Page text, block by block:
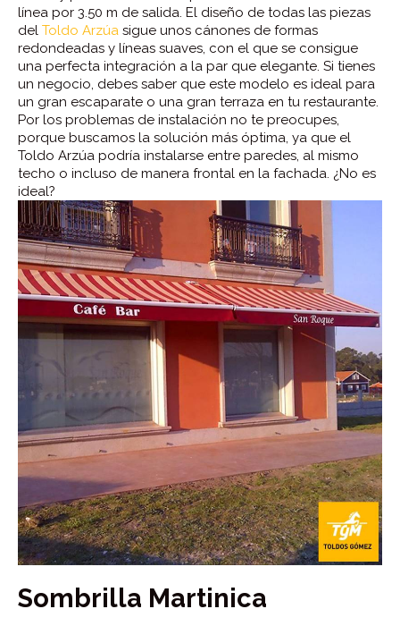
línea por 3.50 m de salida. El diseño de todas las piezas
del Toldo Arzúa sigue unos cánones de formas
redondeadas y líneas suaves, con el que se consigue
una perfecta integración a la par que elegante. Si tienes
un negocio, debes saber que este modelo es ideal para
un gran escaparate o una gran terraza en tu restaurante.
Por los problemas de instalación no te preocupes,
porque buscamos la solución más óptima, ya que el
Toldo Arzúa podría instalarse entre paredes, al mismo
techo o incluso de manera frontal en la fachada. ¿No es
ideal?
Sombrilla Martinica